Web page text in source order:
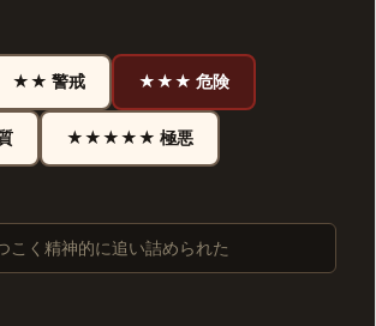
★★ 警戒 ★★★ 危険
★★★★★ 極悪